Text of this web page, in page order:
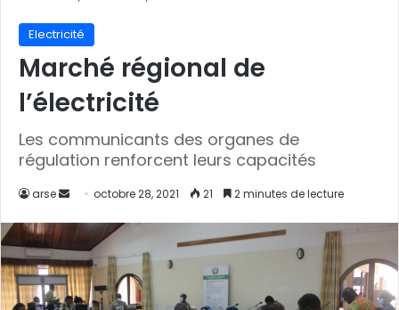
Electricité
Marché régional de
l’électricité
Les communicants des organes de
régulation renforcent leurs capacités
arse
o
y
e
octobre 28, 2021 21 2 minutes de lecture